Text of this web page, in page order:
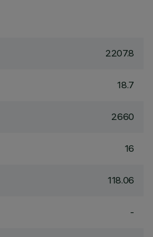
2207.8
18.7
2660
16
118.06
-